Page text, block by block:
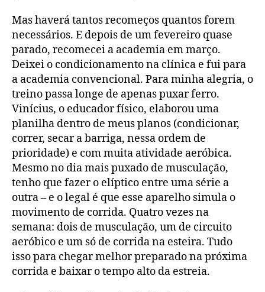
Mas haverá tantos recomeços quantos forem
necessários. E depois de um fevereiro quase
parado, recomecei a academia em março.
Deixei o condicionamento na clínica e fui para
a academia convencional. Para minha alegria, o
treino passa longe de apenas puxar ferro.
Vinícius, o educador físico, elaborou uma
planilha dentro de meus planos (condicionar,
correr, secar a barriga, nessa ordem de
prioridade) e com muita atividade aeróbica.
Mesmo no dia mais puxado de musculação,
tenho que fazer o elíptico entre uma série a
outra – e o legal é que esse aparelho simula o
movimento de corrida. Quatro vezes na
semana: dois de musculação, um de circuito
aeróbico e um só de corrida na esteira. Tudo
isso para chegar melhor preparado na próxima
corrida e baixar o tempo alto da estreia.